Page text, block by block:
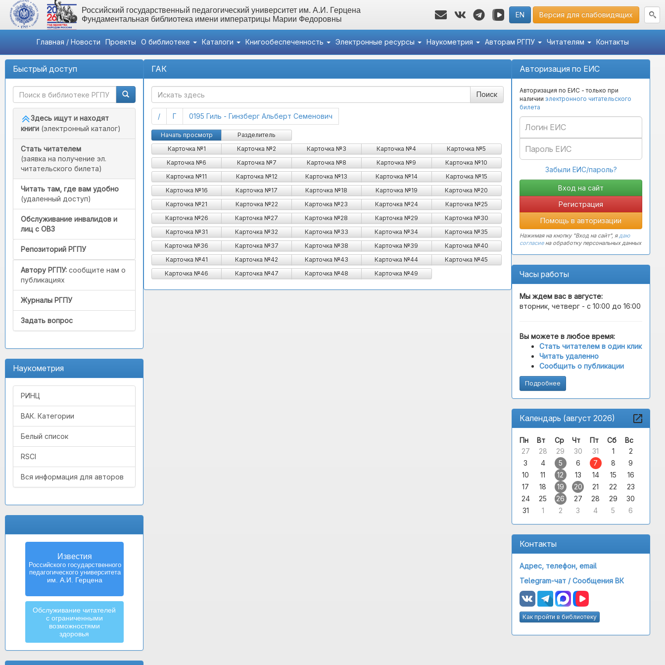
Российский государственный педагогический университет им. А.И. Герцена
Фундаментальная библиотека имени императрицы Марии Федоровны
EN Версия для слабовидящих
Главная / Новости Проекты О библиотеке Каталоги Книгообеспеченность Электронные ресурсы Наукометрия Авторам РГПУ Читателям Контакты
Быстрый доступ
Здесь ищут и находят
книги (электронный каталог)
Стать читателем
(заявка на получение эл.
читательского билета)
Читать там, где вам удобно
(удаленный доступ)
Обслуживание инвалидов и
лиц с ОВЗ
Репозиторий РГПУ
Автору РГПУ: сообщите нам о
публикациях
Журналы РГПУ
Задать вопрос
Наукометрия
РИНЦ
ВАК. Категории
Белый список
RSCI
Вся информация для авторов
Известия
Российского государственного
педагогического университета
им. А.И. Герцена
Обслуживание читателей
с ограниченными
возможностями
здоровья
Авторизация по ЕИС
Авторизация по ЕИС - только при
наличии электронного читательского
билета
Забыли ЕИС/пароль?
Регистрация
Помощь в авторизации
Нажимая на кнопку "Вход на сайт", ядаю
согласиена обработку персональных данных
Часы работы
Мы ждем вас в августе:
вторник, четверг - с 10:00 до 16:00
Вы можете в любое время:
Стать читателем в один клик
Читать удаленно
Сообщить о публикации
Подробнее
Календарь (август 2026)
Пн Вт Ср Чт Пт Сб
Вс
27
28 29 30 31 1
2
3
4 5 6 7 8
9
10
11 12 13 14 15
16
17
18 19 20 21 22
23
24
25 26 27 28 29
30
31
1 2 3 4 5 6
Контакты
Адрес, телефон, email
Telegram-чат /Сообщения ВК
Как пройти в библиотеку
ГАК
/(current)
Г (current)
0195 Гиль - Гинзберг Альберт Семенович
Гильтебрандт В. - Гильярди Никодим Федорович
Начать просмотр
Разделитель
Карточка №1
Карточка №2 Карточка №3 Карточка №4
Карточка №5
Карточка №6
Карточка №7 Карточка №8 Карточка №9
Карточка №10
Карточка №11
Карточка №12 Карточка №13 Карточка №14
Карточка №15
Карточка №16
Карточка №17 Карточка №18 Карточка №19
Карточка №20
Карточка №21
Карточка №22 Карточка №23 Карточка №24
Карточка №25
Карточка №26
Карточка №27 Карточка №28 Карточка №29
Карточка №30
Карточка №31
Карточка №32 Карточка №33 Карточка №34
Карточка №35
Карточка №36
Карточка №37 Карточка №38 Карточка №39
Карточка №40
Карточка №41
Карточка №42 Карточка №43 Карточка №44
Карточка №45
Карточка №46
Карточка №47 Карточка №48 Карточка №49